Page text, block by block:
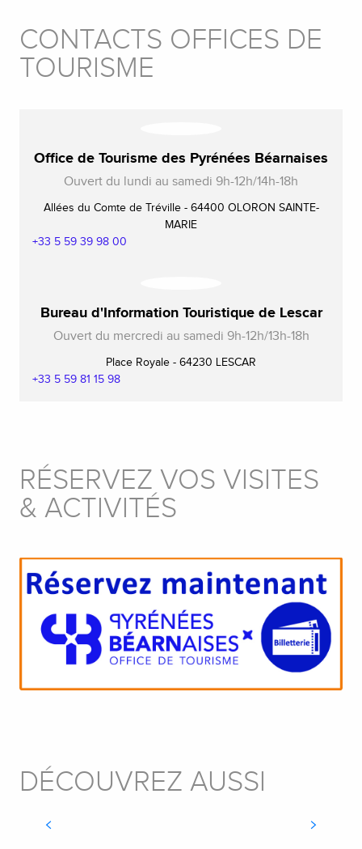
CONTACTS OFFICES DE
TOURISME
Office de Tourisme des Pyrénées Béarnaises
Ouvert du lundi au samedi 9h-12h/14h-18h
Allées du Comte de Tréville - 64400 OLORON SAINTE-
MARIE
+33 5 59 39 98 00
Bureau d'Information Touristique de Lescar
Ouvert du mercredi au samedi 9h-12h/13h-18h
Place Royale - 64230 LESCAR
+33 5 59 81 15 98
RÉSERVEZ VOS VISITES
& ACTIVITÉS
DÉCOUVREZ AUSSI
VÉLO